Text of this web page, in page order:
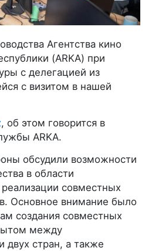
Агентства кино
(ARKA) при
с делегацией из
с визитом в нашей
, об этом говорится в
ARKA.
обсудили возможности
в области
совместных
Основное внимание было
создания совместных
между
двух стран, а также